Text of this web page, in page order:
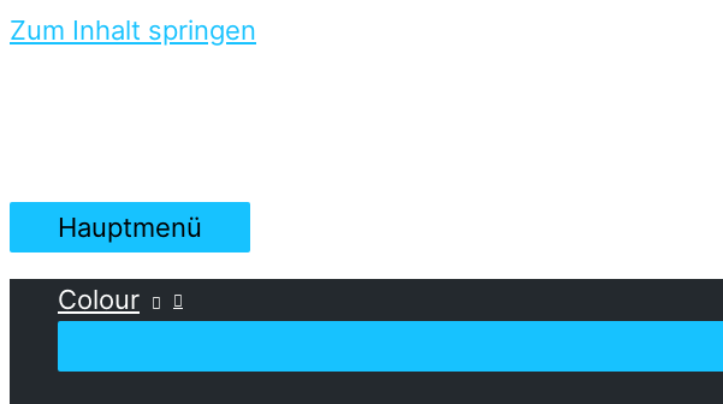
Zum Inhalt springen
Hauptmenü
Colour